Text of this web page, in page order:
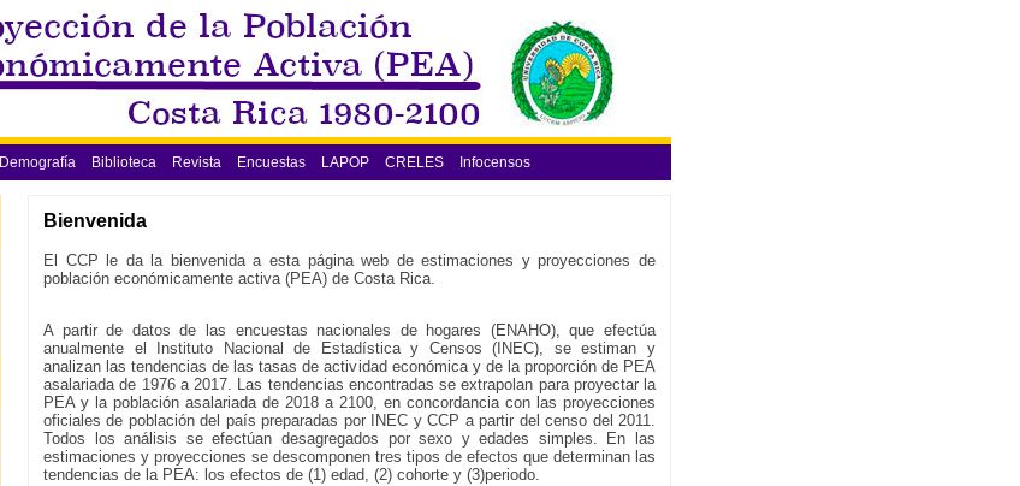
Demografía Biblioteca Revista Encuestas LAPOP CRELES Infocensos
Bienvenida
El CCP le da la bienvenida a esta página web de estimaciones y proyecciones de
población económicamente activa (PEA) de Costa Rica.
A partir de datos de las encuestas nacionales de hogares (ENAHO), que efectúa
anualmente el Instituto Nacional de Estadística y Censos (INEC), se estiman y
analizan las tendencias de las tasas de actividad económica y de la proporción de PEA
asalariada de 1976 a 2017. Las tendencias encontradas se extrapolan para proyectar la
PEA y la población asalariada de 2018 a 2100, en concordancia con las proyecciones
oficiales de población del país preparadas por INEC y CCP a partir del censo del 2011.
Todos los análisis se efectúan desagregados por sexo y edades simples. En las
estimaciones y proyecciones se descomponen tres tipos de efectos que determinan las
tendencias de la PEA: los efectos de (1) edad, (2) cohorte y (3)periodo.